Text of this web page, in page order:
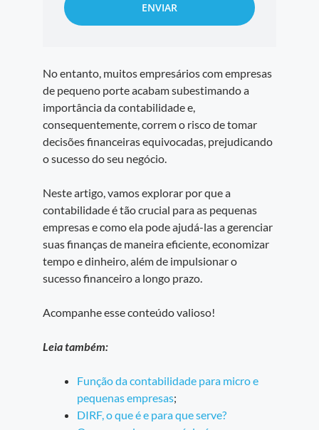
ENVIAR
No entanto, muitos empresários com empresas
de pequeno porte acabam subestimando a
importância da contabilidade e,
consequentemente, correm o risco de tomar
decisões financeiras equivocadas, prejudicando
o sucesso do seu negócio.
Neste artigo, vamos explorar por que a
contabilidade é tão crucial para as pequenas
empresas e como ela pode ajudá-las a gerenciar
suas finanças de maneira eficiente, economizar
tempo e dinheiro, além de impulsionar o
sucesso financeiro a longo prazo.
Acompanhe esse conteúdo valioso!
Leia também:
Função da contabilidade para micro e
pequenas empresas;
DIRF, o que é e para que serve?